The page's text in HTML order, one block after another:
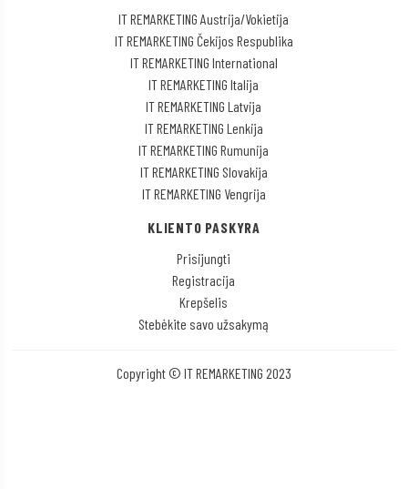
IT REMARKETING Austrija/Vokietija
IT REMARKETING Čekijos Respublika
IT REMARKETING International
IT REMARKETING Italija
IT REMARKETING Latvija
IT REMARKETING Lenkija
IT REMARKETING Rumunija
IT REMARKETING Slovakija
IT REMARKETING Vengrija
KLIENTO PASKYRA
Prisijungti
Registracija
Krepšelis
Stebėkite savo užsakymą
Copyright © IT REMARKETING 2023